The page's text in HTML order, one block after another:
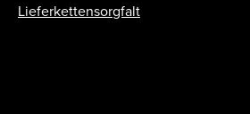
Lieferkettensorgfalt